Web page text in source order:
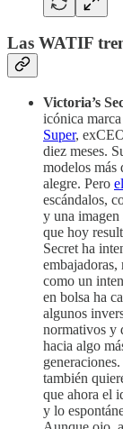
Las WATIF
Victoria’s
icónica
Super,
diez meses.
modelos más
alegre. Pero
escándalos,
y una imagen
que hoy
Secret ha
como un
en bolsa ha
algunos
normativos y
hacia algo
también
que ahora el
y lo